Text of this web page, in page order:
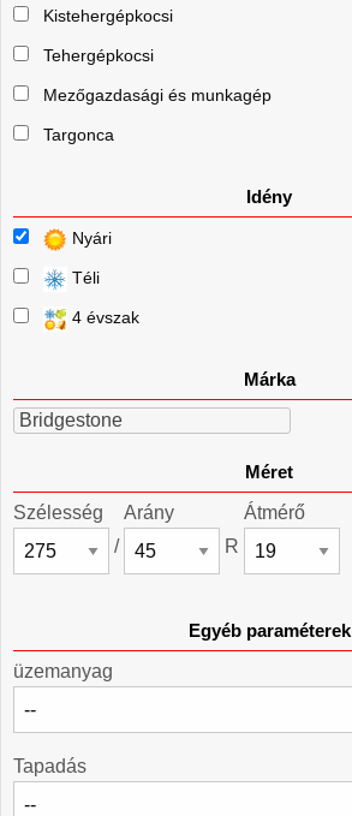
Kistehergépkocsi
Tehergépkocsi
Mezőgazdasági és munkagép
Targonca
Idény
Nyári
Téli
4 évszak
Márka
Bridgestone
Méret
Szélesség
/
Arány
R
Átmérő
Egyéb paraméterek
üzemanyag
Tapadás